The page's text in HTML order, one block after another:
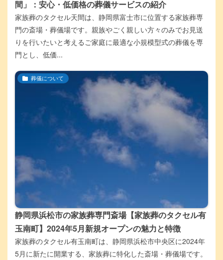
間」：安心・低価格の葬儀サービスの紹介
家族葬のタクセル天間は、静岡県富士市に位置する家族葬専
門の斎場・葬儀場です。親族やごく親しい方々のみでお見送
りを行いたいと考えるご家庭に最適な小規模型式の葬儀を専
門とし、低価...
葬儀について
静岡県浜松市の家族葬専門斎場【家族葬のタクセル有
玉南町】2024年5月新規オープンの魅力と特徴
家族葬のタクセル有玉南町は、静岡県浜松市中央区に2024年
5月に新たに開業する、家族葬に特化した斎場・葬儀場です。